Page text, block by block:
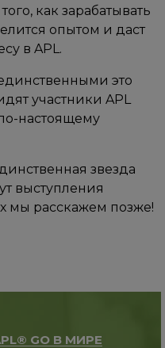
как зарабатывать
опытом и даст
в APL.
это
участники APL
настоящему
звезда
выступления
мы расскажем позже!
GO В МИРЕ